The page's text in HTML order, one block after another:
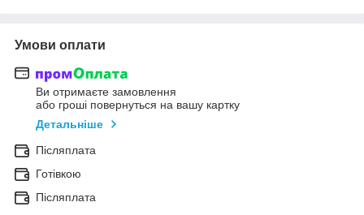
Умови оплати
Ви отримаєте замовлення
або гроші повернуться на вашу картку
Детальніше
Післяплата
Готівкою
Післяплата